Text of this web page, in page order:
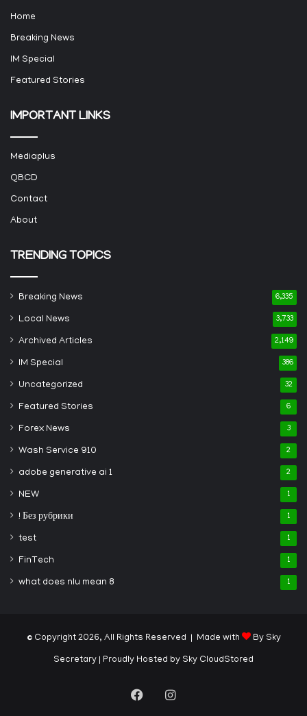
Home
Breaking News
IM Special
Featured Stories
IMPORTANT LINKS
Mediaplus
QBCD
Contact
About
TRENDING TOPICS
Breaking News 6,335
Local News 3,733
Archived Articles 2,149
IM Special 386
Uncategorized 32
Featured Stories 6
Forex News 3
Wash Service 910 2
adobe generative ai 1 2
NEW 1
! Без рубрики 1
test 1
FinTech 1
what does nlu mean 8 1
© Copyright 2026, All Rights Reserved | Made with By Sky
Secretary | Proudly Hosted by Sky CloudStored
FacebookInstagram